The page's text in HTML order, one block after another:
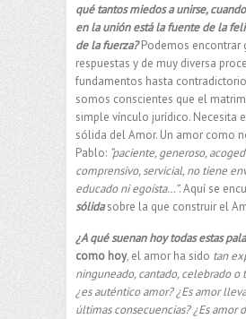
qué tantos miedos a unirse,
en la unión está la fuente de la
de la fuerza?Podemos encontrar
respuestas y de muy diversa
fundamentos hasta
somos conscientes que el
simple vínculo jurídico. Necesita
sólida del Amor. Un amor como
Pablo: “paciente, generoso,
comprensivo, servicial, no tiene
educado ni egoísta…”. Aquí se
sólidasobre la que construir el
¿A qué suenan hoy todas estas
como hoy, el amor ha sido tan
ninguneado, cantado, celebrado o
¿es auténtico amor? ¿Es amor
últimas consecuencias? ¿Es amor